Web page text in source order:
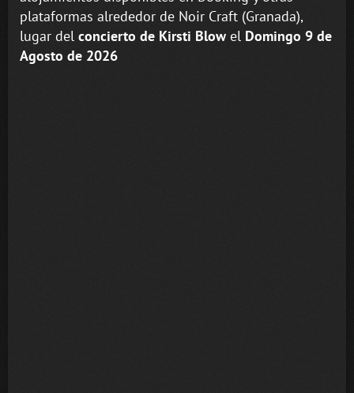
plataformas alrededor de Noir Craft (Granada),
lugar del concierto de Kirsti Blow el Domingo 9 de
Agosto de 2026